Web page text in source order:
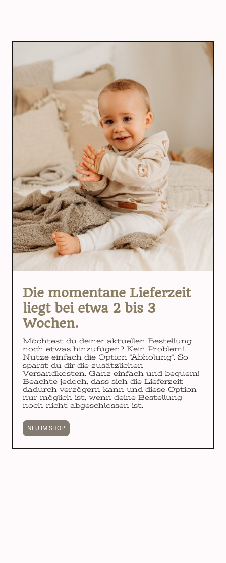
Die momentane Lieferzeit
liegt bei etwa 2 bis 3
Wochen.
Möchtest du deiner aktuellen Bestellung
noch etwas hinzufügen? Kein Problem!
Nutze einfach die Option "Abholung". So
sparst du dir die zusätzlichen
Versandkosten. Ganz einfach und bequem!
Beachte jedoch, dass sich die Lieferzeit
dadurch verzögern kann und diese Option
nur möglich ist, wenn deine Bestellung
noch nicht abgeschlossen ist.
NEU IM SHOP